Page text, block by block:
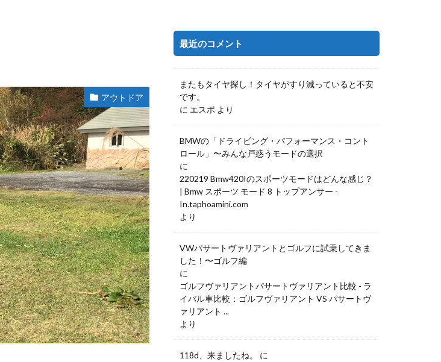
アウトドア
最近のコメント
またもタイヤ探し！タイヤがすり減っていると不安
です。
に エスポ より
BMWの「ドライビング・パフォーマンス・コント
ロール」〜みんな戸惑うモードの選択
に
220219 Bmw420Iのスポーツモードはどんな感じ？
| Bmw スポーツ モード 8 トップアンサー -
In.taphoamini.com
より
VWパサートヴァリアントとゴルフに試乗してきま
した！〜ゴルフ編
に
ゴルフヴァリアントパサートヴァリアント比較 - ラ
イバル車比較：ゴルフヴァリアント VS パサートヴ
ァリアント ...
より
118d、来ましたね。
に